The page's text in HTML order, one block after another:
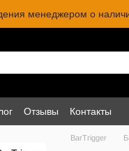
менеджером о
Отзывы Контакты
BarTrigger